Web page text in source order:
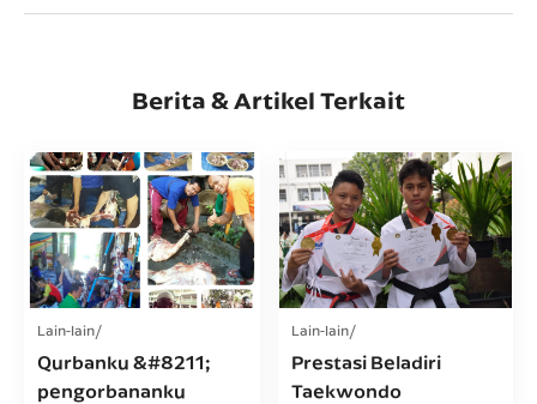
Berita & Artikel Terkait
Lain-lain
Qurbanku &#8211;
pengorbananku
Lain-lain
Prestasi Beladiri
Taekwondo